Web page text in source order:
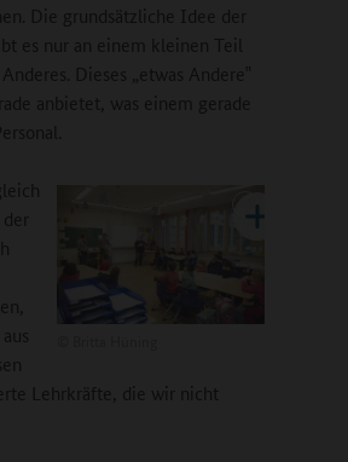
Die grundsätzliche Idee der
es nur an einem kleinen Teil
Dieses „etwas Andere‟
anbietet, was einem gerade
Lehrkräfte, die wir nicht